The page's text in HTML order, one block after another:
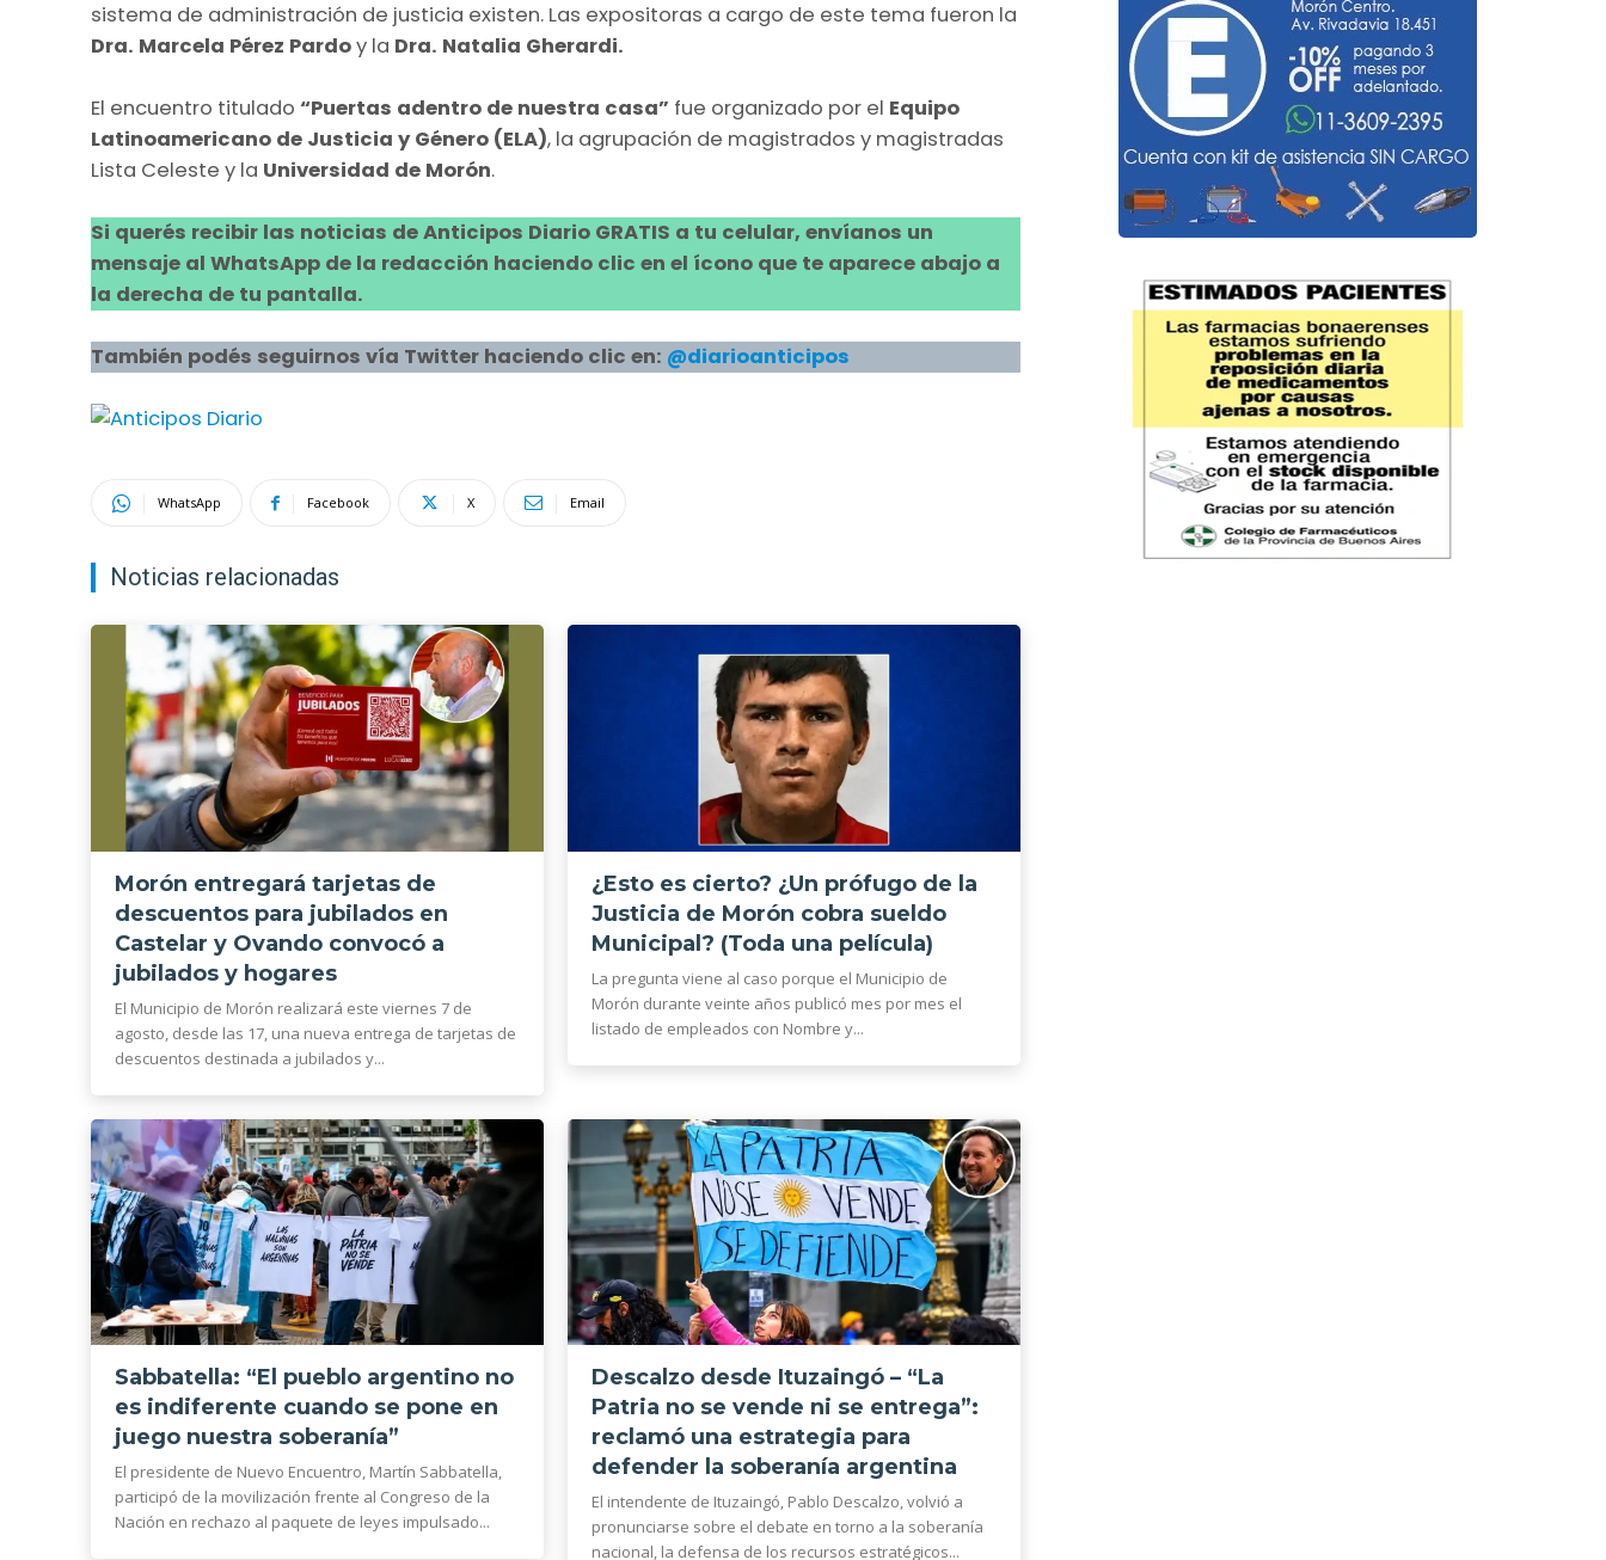
sistema de administración de justicia existen. Las expositoras a cargo de este tema fueron la
Dra. Marcela Pérez Pardoy la Dra. Natalia Gherardi.
El encuentro titulado “Puertas adentro de nuestra casa” fue organizado por el Equipo
Latinoamericano de Justicia y Género (ELA), la agrupación de magistrados y magistradas
Lista Celeste y la Universidad de Morón.
Si querés recibir las noticias de Anticipos Diario GRATIS a tu celular, envíanos un
mensaje al WhatsApp de la redacción haciendo clic en el ícono que te aparece abajo a
la derecha de tu pantalla.
También podés seguirnos vía Twitter haciendo clic en: @diarioanticipos
WhatsApp Facebook X Email
Noticias relacionadas
Morón entregará tarjetas de
descuentos para jubilados en
Castelar y Ovando convocó a
jubilados y hogares
El Municipio de Morón realizará este viernes 7 de
agosto, desde las 17, una nueva entrega de tarjetas de
descuentos destinada a jubilados y...
¿Esto es cierto? ¿Un prófugo de la
Justicia de Morón cobra sueldo
Municipal? (Toda una película)
La pregunta viene al caso porque el Municipio de
Morón durante veinte años publicó mes por mes el
listado de empleados con Nombre y...
Sabbatella: “El pueblo argentino no
es indiferente cuando se pone en
juego nuestra soberanía”
El presidente de Nuevo Encuentro, Martín Sabbatella,
participó de la movilización frente al Congreso de la
Nación en rechazo al paquete de leyes impulsado...
Descalzo desde Ituzaingó – “La
Patria no se vende ni se entrega”:
reclamó una estrategia para
defender la soberanía argentina
El intendente de Ituzaingó, Pablo Descalzo, volvió a
pronunciarse sobre el debate en torno a la soberanía
nacional, la defensa de los recursos estratégicos...